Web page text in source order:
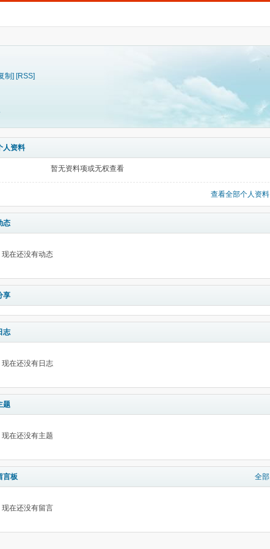
制] [RSS]
人资料
暂无资料项或无权查看
查看全部个人资料
态
现在还没有动态
享
志
现在还没有日志
题
现在还没有主题
言板 全部
现在还没有留言